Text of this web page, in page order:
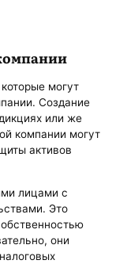
могут
Создание
или же
компании могут
активов
лицами с
Это
они